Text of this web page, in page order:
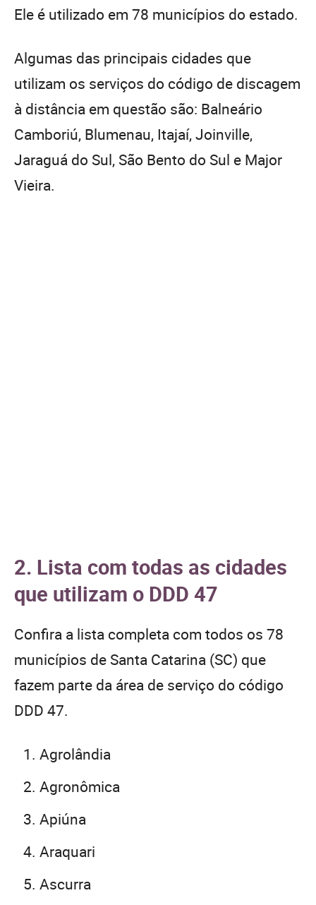
Ele é utilizado em 78 municípios do estado.
Algumas das principais cidades que
utilizam os serviços do código de discagem
à distância em questão são: Balneário
Camboriú, Blumenau, Itajaí, Joinville,
Jaraguá do Sul, São Bento do Sul e Major
Vieira.
2. Lista com todas as cidades
que utilizam o DDD 47
Confira a lista completa com todos os 78
municípios de Santa Catarina (SC) que
fazem parte da área de serviço do código
DDD 47.
Agrolândia
Agronômica
Apiúna
Araquari
Ascurra